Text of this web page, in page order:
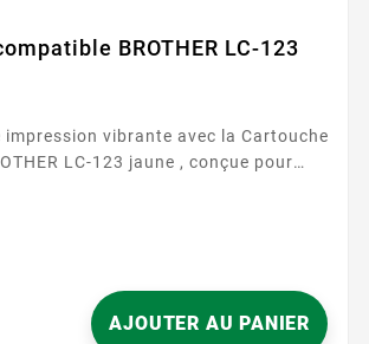
BROTHER LC-123
vibrante avec la Cartouche
LC-123 jaune , conçue pour
exceptionnelle pour tous vos
Parfaitement adaptée aux
domestiques et de bureau, cette
brillantes, rehaussant vos documents
une clarté... AJOUTER AU PANIER